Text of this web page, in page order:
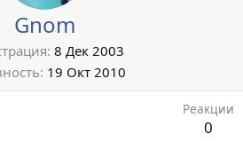
Gnom
8 Дек 2003
19 Окт 2010
Реакции
0